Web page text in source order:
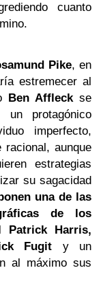
cuanto
Pike, en
estremecer al
Ben Affleckse
un protagónico
imperfecto,
racional, aunque
estrategias
su sagacidad
una de las
de los
Patrick Harris,
Fugit y un
al máximo sus